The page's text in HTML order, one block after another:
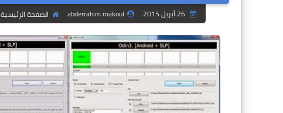
26 أبريل 2015 abderrahim makoul الصفحة الرئيسية